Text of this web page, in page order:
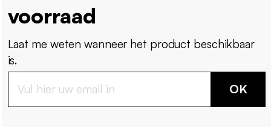
voorraad
Laat me weten wanneer het product beschikbaar
is.
OK